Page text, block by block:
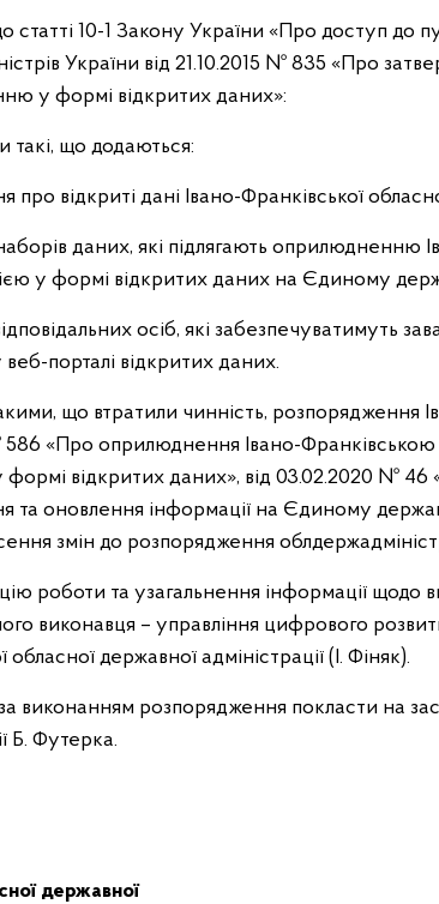
статті 10-1 Закону України «Про доступ до
України від 21.10.2015 № 835 «Про
у формі відкритих даних»:
такі, що додаються:
про відкриті дані Івано-Франківської
даних, які підлягають
у формі відкритих даних на Єдиному
осіб, які забезпечуватимуть
порталі відкритих даних.
що втратили чинність, розпорядження
«Про оприлюднення Івано-
формі відкритих даних», від 03.02.2020 № 46
та оновлення інформації на Єдиному
змін до розпорядження
роботи та узагальнення інформації щодо
виконавця – управління цифрового
обласної державної адміністрації (І. Фіняк).
виконанням розпорядження покласти на
Б. Футерка.
державної